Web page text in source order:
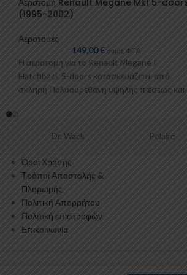
(1995-2002)
Αεροτομές
149,00€ συμπ. ΦΠΑ
Η αεροτομή για το Renault Megane I
Hatchback 5-doors κατασκευάζεται από
σκληρή Πολυουρεθάνη υψηλής πιέσεως και
Όροι Χρήσης
Τρόποι Αποστολής &
Πληρωμής
Πολιτική Απορρήτου
Πολιτική επιστροφών
Επικοινωνία